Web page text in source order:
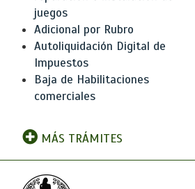
juegos
Adicional por Rubro
Autoliquidación Digital de
Impuestos
Baja de Habilitaciones
comerciales
MÁS TRÁMITES